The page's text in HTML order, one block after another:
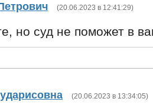
(20.06.2023 в 12:41:29)
но суд не поможет в
(20.06.2023 в 13:34:05)